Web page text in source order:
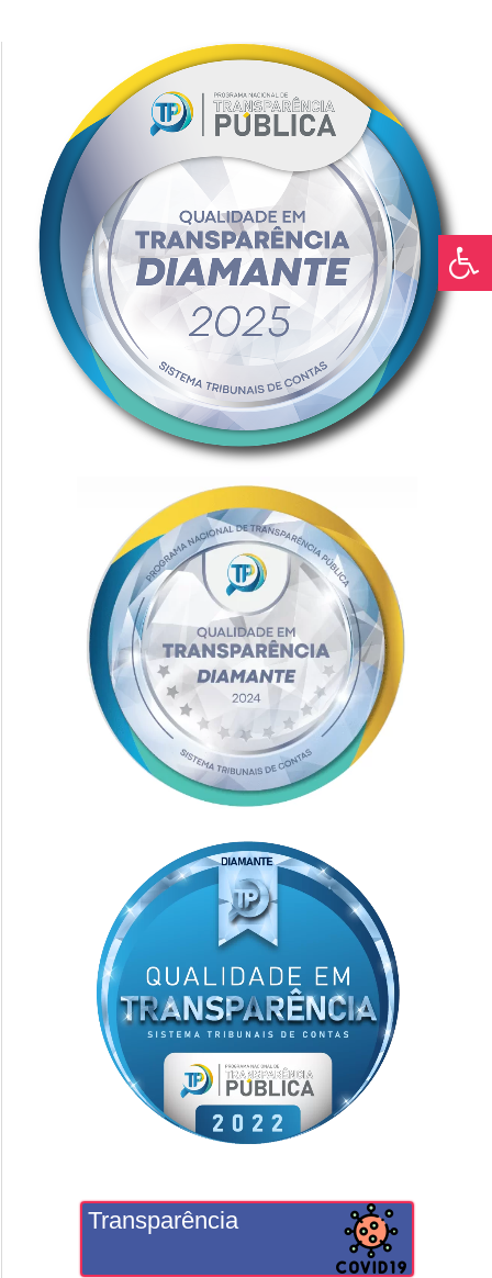
Transparência